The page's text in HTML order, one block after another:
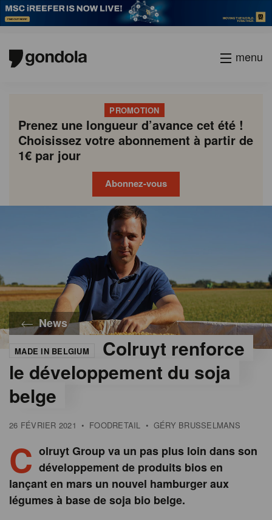
menu
PROMOTION
Prenez une longueur d’avance cet été !
Choisissez votre abonnement à partir de
1€ par jour
Abonnez-vous
News
MADE IN BELGIUM
Colruyt renforce
le développement du soja
belge
26 FÉVRIER 2021 • FOODRETAIL • GÉRY BRUSSELMANS
C olruyt Group va un pas plus loin dans son
développement de produits bios en
lançant en mars un nouvel hamburger aux
légumes à base de soja bio belge.